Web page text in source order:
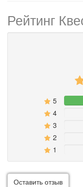
Рейтинг
5
100%
4
3
2
1
Оставить отзыв